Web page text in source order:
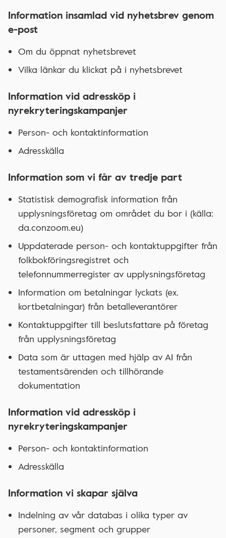
Information insamlad vid nyhetsbrev genom
e-post
Om du öppnat nyhetsbrevet
Vilka länkar du klickat på i nyhetsbrevet
Information vid adressköp i
nyrekryteringskampanjer
Person- och kontaktinformation
Adresskälla
Information som vi får av tredje part
Statistisk demografisk information från
upplysningsföretag om området du bor i (källa:
da.conzoom.eu)
Uppdaterade person- och kontaktuppgifter från
folkbokföringsregistret och
telefonnummerregister av upplysningsföretag
Information om betalningar lyckats (ex.
kortbetalningar) från betalleverantörer
Kontaktuppgifter till beslutsfattare på företag
från upplysningsföretag
Data som är uttagen med hjälp av AI från
testamentsärenden och tillhörande
dokumentation
Information vid adressköp i
nyrekryteringskampanjer
Person- och kontaktinformation
Adresskälla
Information vi skapar själva
Indelning av vår databas i olika typer av
personer, segment och grupper